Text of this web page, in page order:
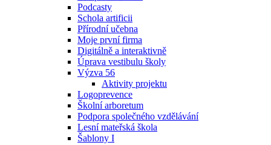
Podcasty
Schola artificii
Přírodní učebna
Moje první firma
Digitálně a interaktivně
Úprava vestibulu školy
Výzva 56
Aktivity projektu
Logoprevence
Školní arboretum
Podpora společného vzdělávání
Lesní mateřská škola
Šablony I